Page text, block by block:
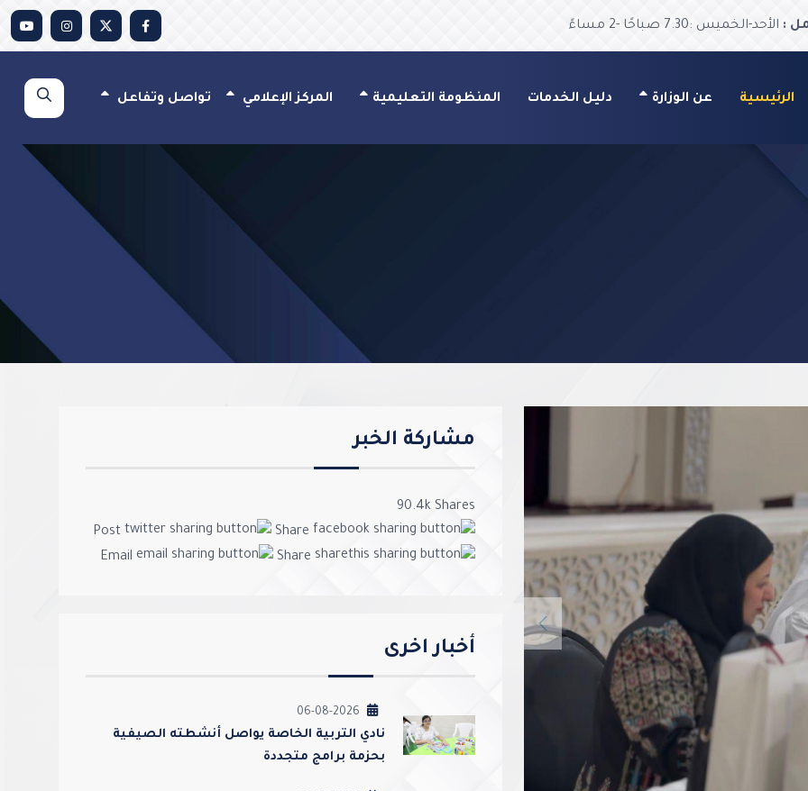
: الأحد-الخميس :7.30 صباحًا -2 مساءً
الرئيسية عن الوزارة دليل الخدمات المنظومة التعليمية المركز الإعلامي تواصل وتفاعل
Previous
مشاركة الخبر
90.4k Shares
Share
Post
Share
Email
أخبار اخرى
06-08-2026
نادي التربية الخاصة يواصل أنشطته الصيفية
بحزمة برامج متجددة